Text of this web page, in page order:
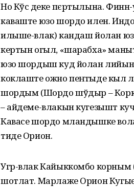
Но Кўсӧ деке пєртылына.
каваште юзо шордо илен.
илыше-влак) кандаш йолан
кертын огыл, «шарабха»
юзо шордыш куд йолан
коклаште ожно пеҥгыде кыл
шордым (Шордо шўдыр –
– айдеме-влакын кугезышт
Кавасе шордо мландышке
тиде Орион.
Угр-влак Кайыккомбо
шотлат. Марлаже Орион